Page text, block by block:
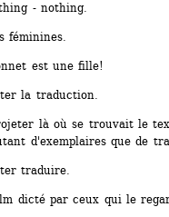
- nothing.
féminines.
est une fille!
la traduction.
là où se trouvait le
d'exemplaires que de
traduire.
dicté par ceux qui le